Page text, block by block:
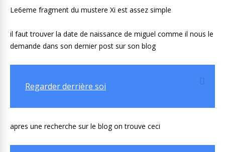
Le6eme fragment du mustere Xi est assez simple
il faut trouver la date de naissance de miguel comme il nous le
demande dans son dernier post sur son blog
Regarder derrière soi
apres une recherche sur le blog on trouve ceci